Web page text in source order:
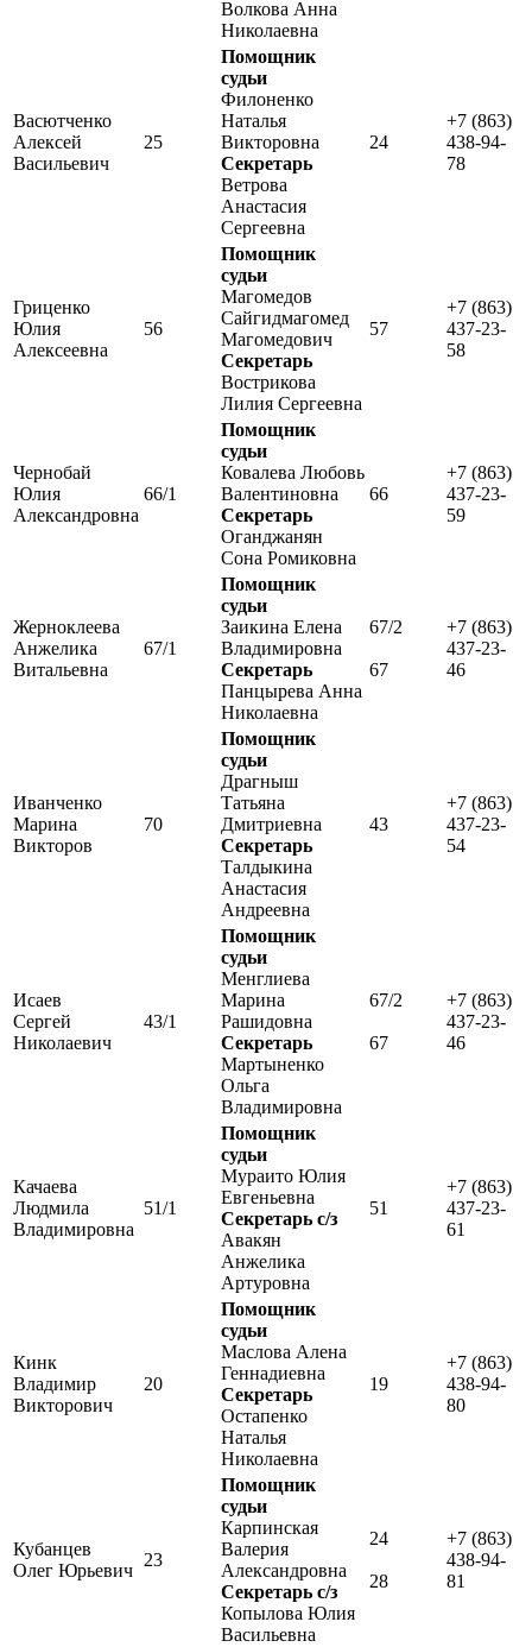
Волкова Анна
Николаевна
Васютченко
Алексей
Васильевич
25
Помощник
судьи
Филоненко
Наталья
Викторовна
Секретарь
Ветрова
Анастасия
Сергеевна
24
+7 (863)
438-94-
78
Гриценко
Юлия
Алексеевна
56
Помощник
судьи
Магомедов
Сайгидмагомед
Магомедович
Секретарь
Вострикова
Лилия Сергеевна
57
+7 (863)
437-23-
58
Чернобай
Юлия
Александровна
66/1
Помощник
судьи
Ковалева Любовь
Валентиновна
Секретарь
Оганджанян
Сона Ромиковна
66
+7 (863)
437-23-
59
Жерноклеева
Анжелика
Витальевна
67/1
Помощник
судьи
Заикина Елена
Владимировна
Секретарь
Панцырева Анна
Николаевна
67/2
67
+7 (863)
437-23-
46
Иванченко
Марина
Викторов
70
Помощник
судьи
Драгныш
Татьяна
Дмитриевна
Секретарь
Талдыкина
Анастасия
Андреевна
43
+7 (863)
437-23-
54
Исаев
Сергей
Николаевич
43/1
Помощник
судьи
Менглиева
Марина
Рашидовна
Секретарь
Мартыненко
Ольга
Владимировна
67/2
67
+7 (863)
437-23-
46
Качаева
Людмила
Владимировна
51/1
Помощник
судьи
Мураито Юлия
Евгеньевна
Секретарь с/з
Авакян
Анжелика
Артуровна
51
+7 (863)
437-23-
61
Кинк
Владимир
Викторович
20
Помощник
судьи
Маслова Алена
Геннадиевна
Секретарь
Остапенко
Наталья
Николаевна
19
+7 (863)
438-94-
80
Кубанцев
Олег Юрьевич
23
Помощник
судьи
Карпинская
Валерия
Александровна
Секретарь с/з
Копылова Юлия
Васильевна
24
28
+7 (863)
438-94-
81